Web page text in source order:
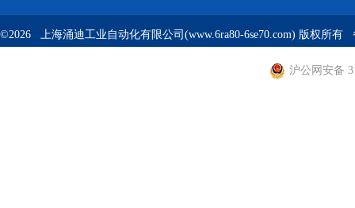
©2026 上海涌迪工业自动化有限公司(www.6ra80-6se70.com) 版权所有
沪公网安备